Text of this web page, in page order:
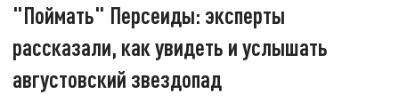
"Поймать" Персеиды: эксперты
рассказали, как увидеть и услышать
августовский звездопад